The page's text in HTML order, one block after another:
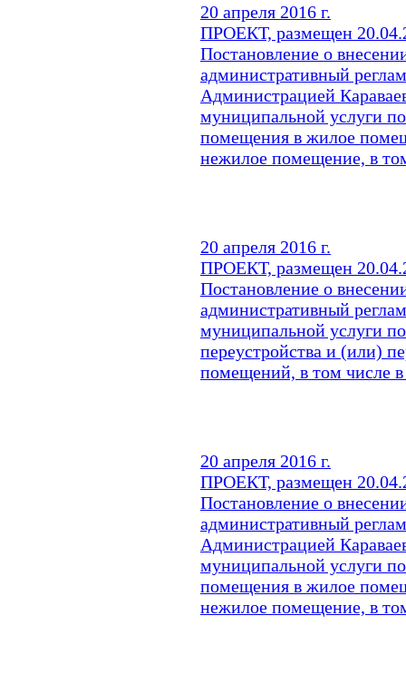
20 апреля 2016 г.
ПРОЕКТ, размещен
Постановление о
административный
Администрацией
муниципальной услуги
помещения в жилое
нежилое помещение, в
20 апреля 2016 г.
ПРОЕКТ, размещен
Постановление о
административный
муниципальной услуги
переустройства и (или)
помещений, в том числе
20 апреля 2016 г.
ПРОЕКТ, размещен
Постановление о
административный
Администрацией
муниципальной услуги
помещения в жилое
нежилое помещение, в